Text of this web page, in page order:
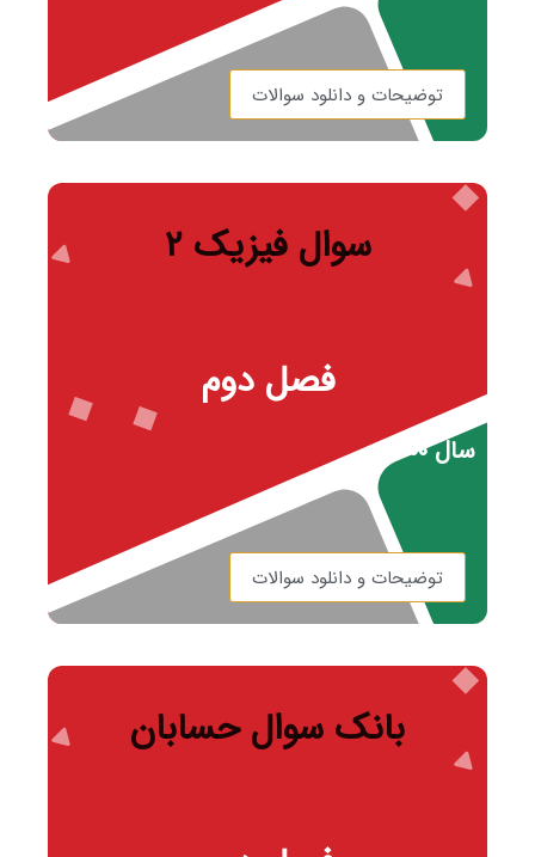
توضیحات و دانلود سوالات
سوال فیزیک ۲
فصل دوم
سال ۱۴۰۰
توضیحات و دانلود سوالات
بانک سوال حسابان